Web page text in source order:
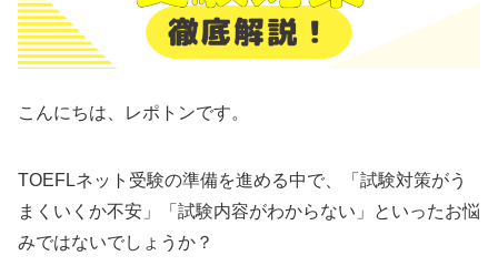
こんにちは、レポトンです。
TOEFLネット受験の準備を進める中で、「試験対策がう
まくいくか不安」「試験内容がわからない」といったお悩
みではないでしょうか？